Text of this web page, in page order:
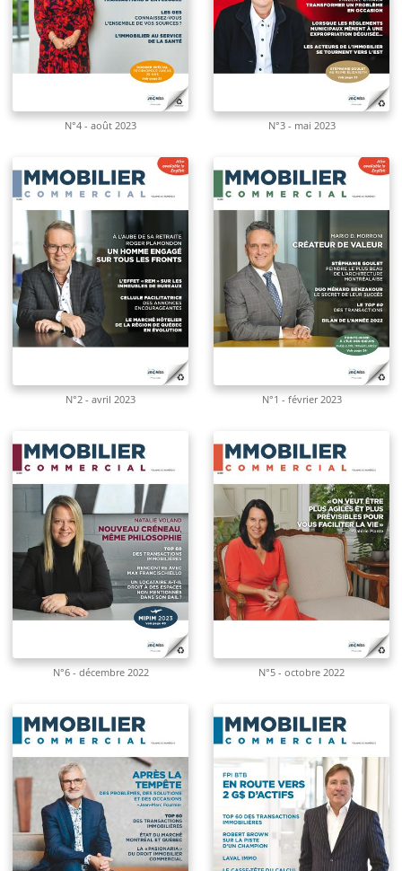
N°4 - août 2023 N°3 - mai 2023
N°2 - avril 2023 N°1 - février 2023
N°6 - décembre 2022 N°5 - octobre 2022